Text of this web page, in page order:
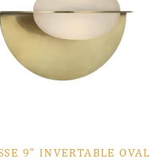
9" INVERTABLE OVAL